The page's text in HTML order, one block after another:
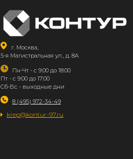
г. Москва,
5-я Магистральная ул., д. 8А
Пн-Чт - с 9:00 до 18:00
Пт - с 9:00 до 17:00
Сб-Вс - выходные дни
8 (495) 972-34-49
krep@kontur-97.ru